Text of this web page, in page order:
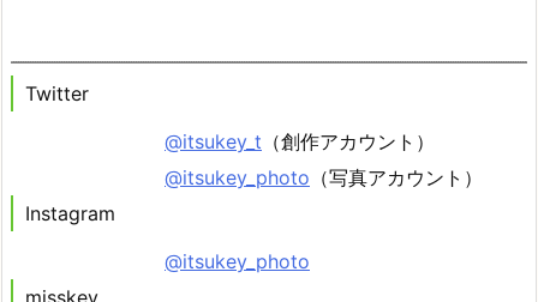
Twitter
@itsukey_t （創作アカウント）
@itsukey_photo （写真アカウント）
Instagram
@itsukey_photo